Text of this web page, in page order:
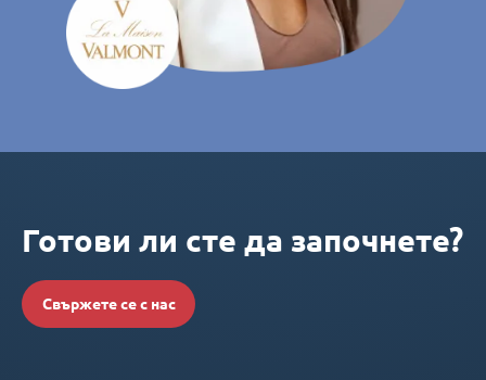
Готови ли сте да започнете?
Свържете се с нас